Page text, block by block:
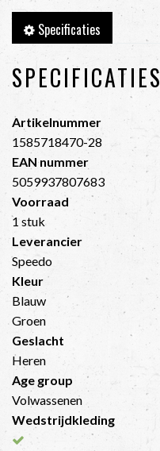
Specificaties
SPECIFICATIES
Artikelnummer
1585718470-28
EAN nummer
5059937807683
Voorraad
1 stuk
Leverancier
Speedo
Kleur
Blauw
Groen
Geslacht
Heren
Age group
Volwassenen
Wedstrijdkleding